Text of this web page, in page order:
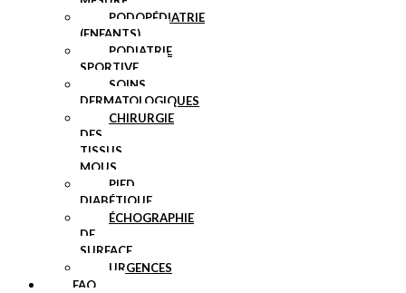
PODOPÉDIATRIE
(ENFANTS)
PODIATRIE
SPORTIVE
SOINS
DERMATOLOGIQUES
CHIRURGIE
DES
TISSUS
MOUS
PIED
DIABÉTIQUE
ÉCHOGRAPHIE
DE
SURFACE
URGENCES
FAQ